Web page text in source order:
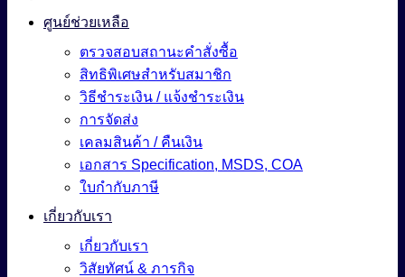
ศูนย์ช่วยเหลือ
ตรวจสอบสถานะคำสั่งซื้อ
สิทธิพิเศษสำหรับสมาชิก
วิธีชำระเงิน / แจ้งชำระเงิน
การจัดส่ง
เคลมสินค้า / คืนเงิน
เอกสาร Specification, MSDS, COA
ใบกำกับภาษี
เกี่ยวกับเรา
เกี่ยวกับเรา
วิสัยทัศน์ & ภารกิจ